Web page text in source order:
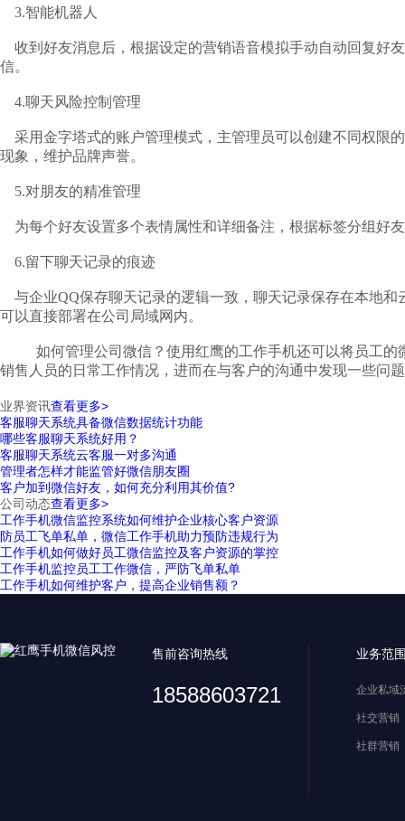
3.智能机器人
收到好友消息后，根据设定的营销语音模拟手动自动回复好
信。
4.聊天风险控制管理
采用金字塔式的账户管理模式，主管理员可以创建不同权限
现象，维护品牌声誉。
5.对朋友的精准管理
为每个好友设置多个表情属性和详细备注，根据标签分组好
6.留下聊天记录的痕迹
与企业QQ保存聊天记录的逻辑一致，聊天记录保存在本地
可以直接部署在公司局域网内。
如何管理公司微信？使用红鹰的工作手机还可以将员工的
销售人员的日常工作情况，进而在与客户的沟通中发现一些问
业界资讯查看更多>
客服聊天系统具备微信数据统计功能
哪些客服聊天系统好用？
客服聊天系统云客服一对多沟通
管理者怎样才能监管好微信朋友圈
客户加到微信好友，如何充分利用其价值?
公司动态查看更多>
工作手机微信监控系统如何维护企业核心客户资源
防员工飞单私单，微信工作手机助力预防违规行为
工作手机如何做好员工微信监控及客户资源的掌控
工作手机监控员工工作微信，严防飞单私单
工作手机如何维护客户，提高企业销售额？
售前咨询热线
18588603721
业务范
企业私域
社交营销
社群营销